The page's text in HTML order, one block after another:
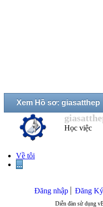
Xem Hồ sơ: giasatthep
Học việc
Về tôi
...
Đăng nhập Đăng Ký
Diễn đàn sử dụng